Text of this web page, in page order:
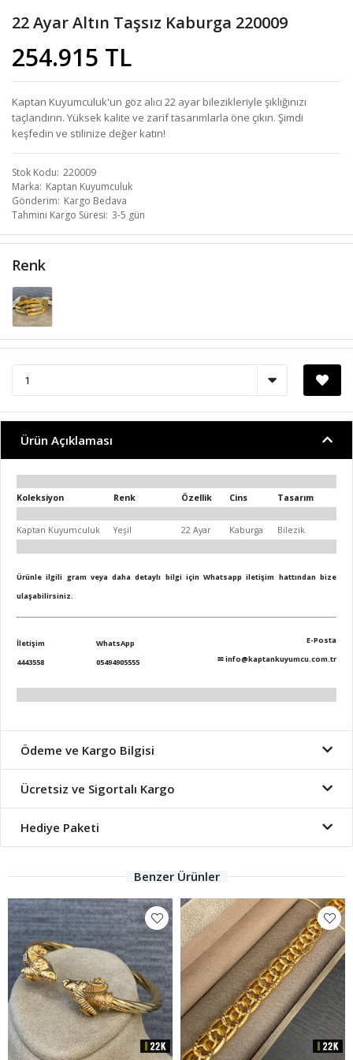
22 Ayar Altın Taşsız Kaburga 220009
254.915 TL
Kaptan Kuyumculuk'un göz alıcı 22 ayar bilezikleriyle şıklığınızı
taçlandırın. Yüksek kalite ve zarif tasarımlarla öne çıkın. Şimdi
keşfedin ve stilinize değer katın!
Stok Kodu 220009
Marka Kaptan Kuyumculuk
Gönderim Kargo Bedava
Tahmini Kargo Süresi 3-5 gün
Renk
Ürün Açıklaması
Koleksiyon Renk Özellik Cins Tasarım
Kaptan Kuyumculuk Yeşil 22 Ayar Kaburga Bilezik
Ürünle ilgili gram veya daha detaylı bilgi için Whatsapp iletişim hattından bize
ulaşabilirsiniz.
İletişim
4443558
WhatsApp
05494905555
E-Posta
✉info@kaptankuyumcu.com.tr
Ödeme ve Kargo Bilgisi
Ücretsiz ve Sigortalı Kargo
Hediye Paketi
Benzer Ürünler